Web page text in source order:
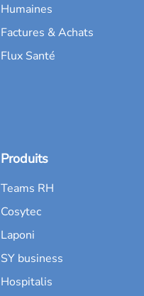
Humaines
Factures & Achats
Flux Santé
Produits
Teams RH
Cosytec
Laponi
SY business
Hospitalis